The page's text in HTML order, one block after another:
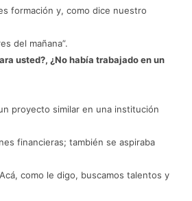
formación y, como dice nuestro
del mañana”.
usted?, ¿No había trabajado en un
proyecto similar en una institución
financieras; también se aspiraba
como le digo, buscamos talentos y